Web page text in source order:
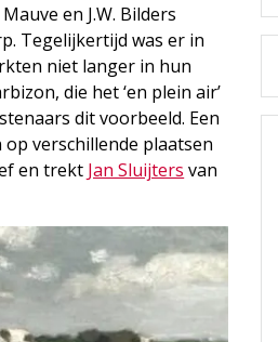
en J.W. Bilders
Tegelijkertijd was er in
niet langer in hun
die het ‘en plein air’
dit voorbeeld. Een
verschillende plaatsen
en trekt Jan Sluijters van